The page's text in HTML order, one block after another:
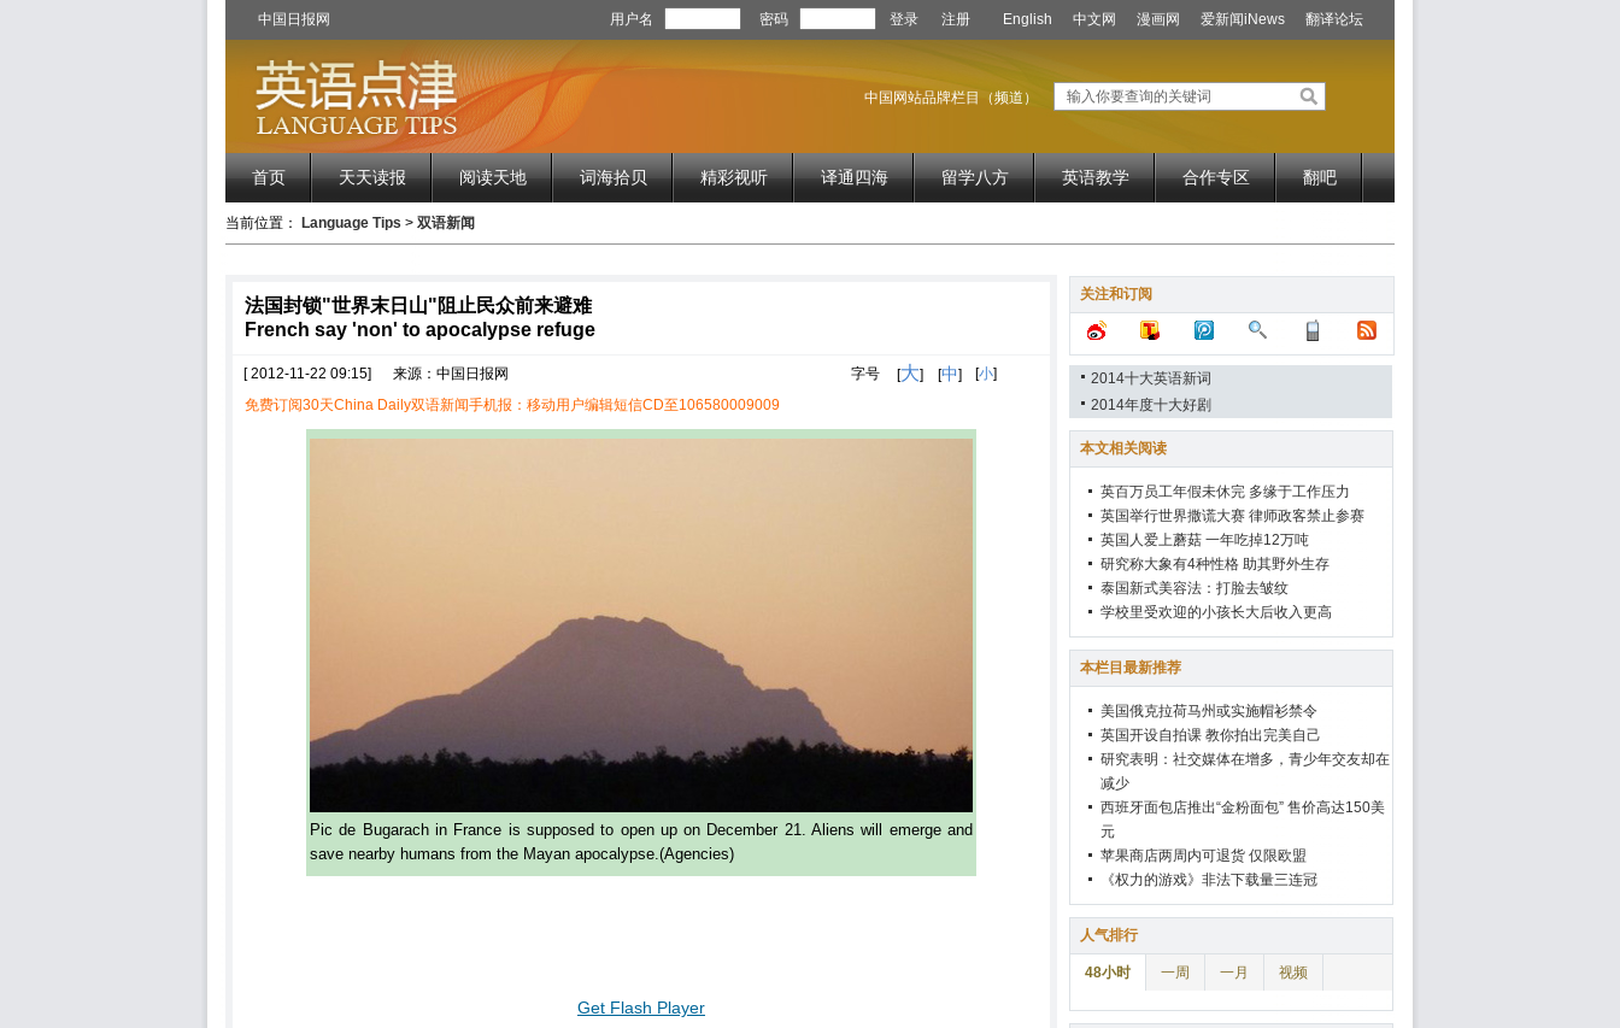
中国日报网 用户名 密码 登录 注册 English 中文网 漫画网 爱新闻iNews 翻译论坛
中国网站品牌栏目（频道）
首页 天天读报 阅读天地 词海拾贝 精彩视听 译通四海 留学八方 英语教学 合作专区 翻吧
当前位置： Language Tips > 双语新闻
法国封锁"世界末日山"阻止民众前来避难
French say 'non' to apocalypse refuge
[ 2012-11-22 09:15] 来源：中国日报网 字号 [大] [中] [小]
免费订阅30天China Daily双语新闻手机报：移动用户编辑短信CD至106580009009
Pic de Bugarach in France is supposed to open up on December 21. Aliens will emerge and
save nearby humans from the Mayan apocalypse.(Agencies)
Get Flash Player
关注和订阅
2014十大英语新词
2014年度十大好剧
本文相关阅读
英百万员工年假未休完 多缘于工作压力
英国举行世界撒谎大赛 律师政客禁止参赛
英国人爱上蘑菇 一年吃掉12万吨
研究称大象有4种性格 助其野外生存
泰国新式美容法：打脸去皱纹
学校里受欢迎的小孩长大后收入更高
本栏目最新推荐
美国俄克拉荷马州或实施帽衫禁令
英国开设自拍课 教你拍出完美自己
研究表明：社交媒体在增多，青少年交友却在
减少
西班牙面包店推出“金粉面包” 售价高达150美
元
苹果商店两周内可退货 仅限欧盟
《权力的游戏》非法下载量三连冠
人气排行
48小时 一周 一月 视频